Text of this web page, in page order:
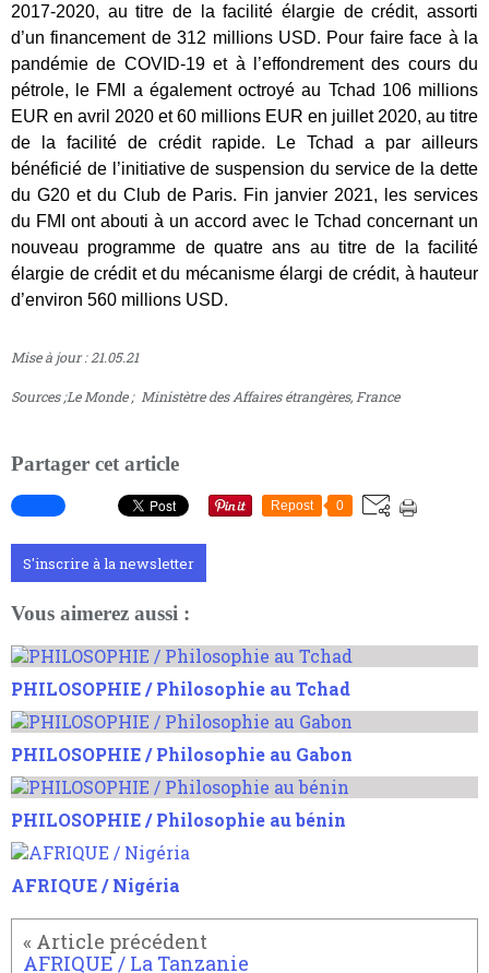
2017-2020, au titre de la facilité élargie de crédit, assorti
d’un financement de 312 millions USD. Pour faire face à la
pandémie de COVID-19 et à l’effondrement des cours du
pétrole, le FMI a également octroyé au Tchad 106 millions
EUR en avril 2020 et 60 millions EUR en juillet 2020, au titre
de la facilité de crédit rapide. Le Tchad a par ailleurs
bénéficié de l’initiative de suspension du service de la dette
du G20 et du Club de Paris. Fin janvier 2021, les services
du FMI ont abouti à un accord avec le Tchad concernant un
nouveau programme de quatre ans au titre de la facilité
élargie de crédit et du mécanisme élargi de crédit, à hauteur
d’environ 560 millions USD.
Mise à jour : 21.05.21
Sources ;Le Monde ; Ministètre des Affaires étrangères, France
Partager cet article
Repost 0
S'inscrire à la newsletter
Vous aimerez aussi :
PHILOSOPHIE / Philosophie au Tchad
PHILOSOPHIE / Philosophie au Gabon
PHILOSOPHIE / Philosophie au bénin
AFRIQUE / Nigéria
AFRIQUE / La Tanzanie